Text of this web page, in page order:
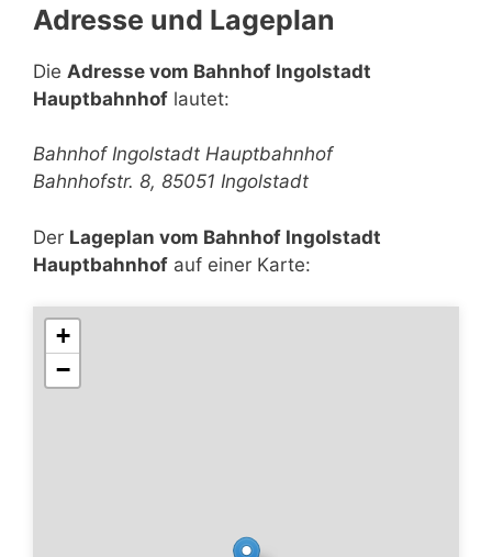
Adresse und Lageplan
Die Adresse vom Bahnhof Ingolstadt
Hauptbahnhof lautet:
Bahnhof Ingolstadt Hauptbahnhof
Bahnhofstr. 8, 85051 Ingolstadt
Der Lageplan vom Bahnhof Ingolstadt
Hauptbahnhof auf einer Karte:
+
−